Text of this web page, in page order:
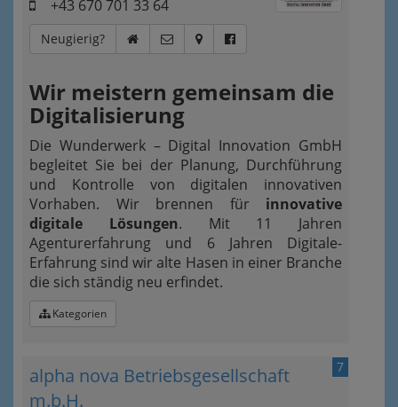
+43 670 701 33 64
Neugierig?
Wir meistern gemeinsam die
Digitalisierung
Die Wunderwerk – Digital Innovation GmbH
begleitet Sie bei der Planung, Durchführung
und Kontrolle von digitalen innovativen
Vorhaben. Wir brennen für innovative
digitale Lösungen. Mit 11 Jahren
Agenturerfahrung und 6 Jahren Digitale-
Erfahrung sind wir alte Hasen in einer Branche
die sich ständig neu erfindet.
Kategorien
7
alpha nova Betriebsgesellschaft
m.b.H.